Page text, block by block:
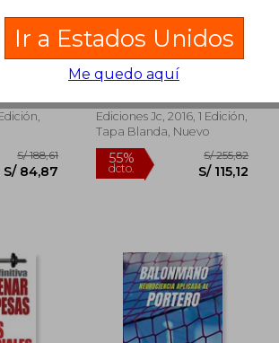
S/ 117,21
55%
dcto. S/
con
Manu Ginóbili y el
Milagro Argentino
Juan Francisco Escudero
Ediciones Jc, 2016, 1 Edición,
Tapa Blanda, Nuevo
Ir a Estados Unidos
Me quedo aquí